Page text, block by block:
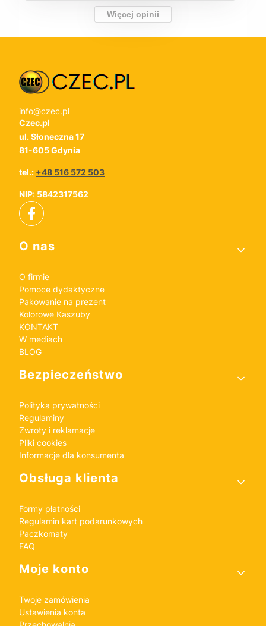
Więcej opinii
info@czec.pl
Czec.pl
ul. Słoneczna 17
81-605 Gdynia
tel.: +48 516 572 503
NIP: 5842317562
Linki w stopce
O nas
O firmie
Pomoce dydaktyczne
Pakowanie na prezent
Kolorowe Kaszuby
KONTAKT
W mediach
BLOG
Bezpieczeństwo
Polityka prywatności
Regulaminy
Zwroty i reklamacje
Pliki cookies
Informacje dla konsumenta
Obsługa klienta
Formy płatności
Regulamin kart podarunkowych
Paczkomaty
FAQ
Moje konto
Twoje zamówienia
Ustawienia konta